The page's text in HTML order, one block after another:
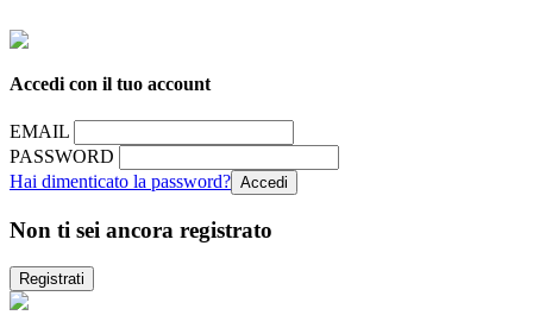
Accedi con il tuo account
EMAIL
PASSWORD
Hai dimenticato la password?
Non ti sei ancora registrato
Registrati